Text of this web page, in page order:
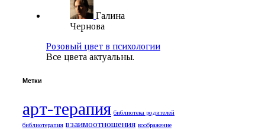
Галина
Чернова
Розовый цвет в психологии
Все цвета актуальны.
Метки
арт-терапия библиотека родителей
библиотерапия взаимоотношения воображение